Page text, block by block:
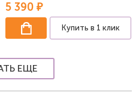
5 390 ₽
Купить в 1 клик
ЕЩЕ